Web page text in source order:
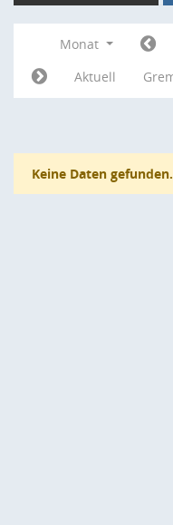
Monat
Aktuell
Keine Daten gefunden.